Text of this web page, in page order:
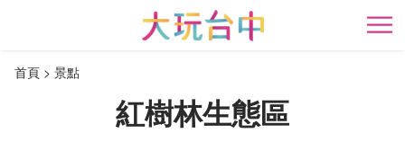
開
首頁 景點
紅樹林生態區